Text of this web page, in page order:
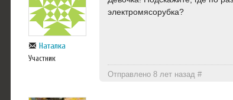
Наталка
Участник
электромясорубка?
Отправлено 8 лет назад#